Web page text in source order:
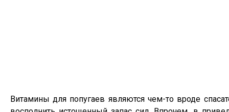
Витамины для попугаев являются чем-то вроде